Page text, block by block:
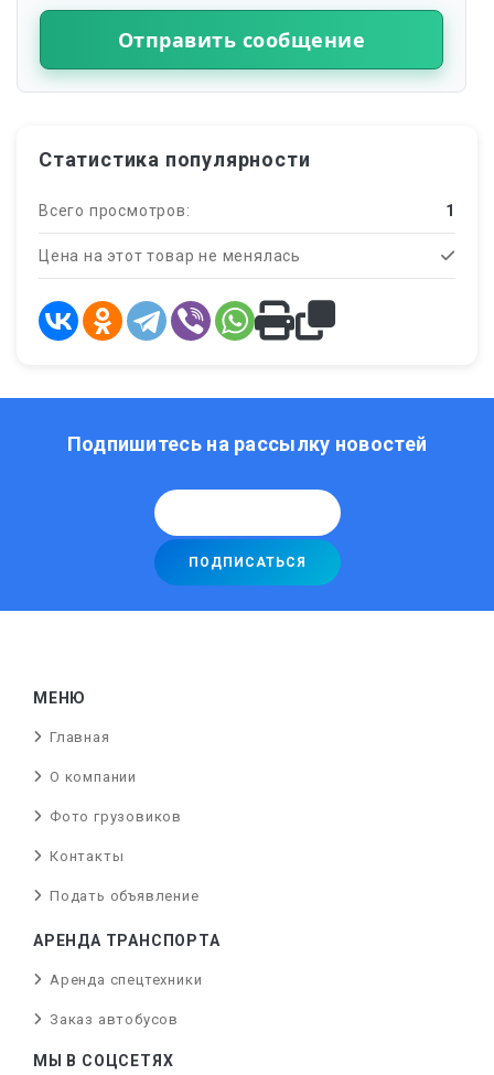
Отправить сообщение
Статистика популярности
Всего просмотров: 1
Цена на этот товар не менялась
Подпишитесь на рассылку новостей
МЕНЮ
Главная
О компании
Фото грузовиков
Контакты
Подать объявление
АРЕНДА ТРАНСПОРТА
Аренда спецтехники
Заказ автобусов
МЫ В СОЦСЕТЯХ